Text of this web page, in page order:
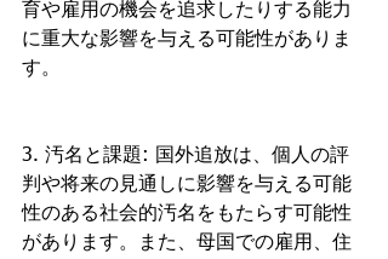
育や雇用の機会を追求したりする能力
に重大な影響を与える可能性がありま
す。
3. 汚名と課題: 国外追放は、個人の評
判や将来の見通しに影響を与える可能
性のある社会的汚名をもたらす可能性
があります。また、母国での雇用、住